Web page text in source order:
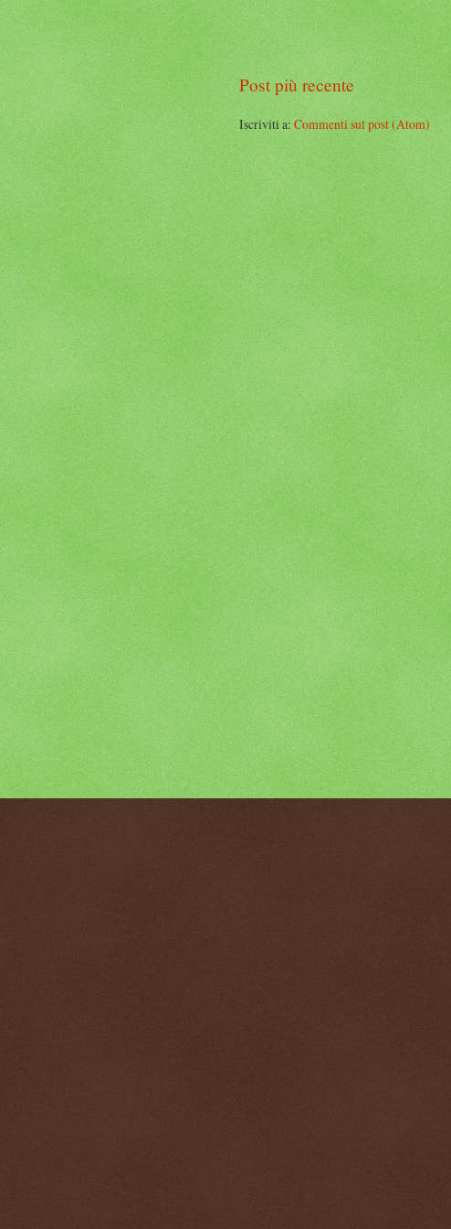
Post più recente
Iscriviti a:Commenti sul post (Atom)